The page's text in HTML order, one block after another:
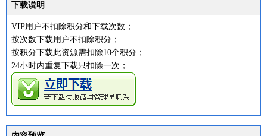
下载说明
VIP用户不扣除积分和下载次数；
按次数下载用户不扣除积分；
按积分下载此资源需扣除10个积分；
24小时内重复下载只扣除一次；